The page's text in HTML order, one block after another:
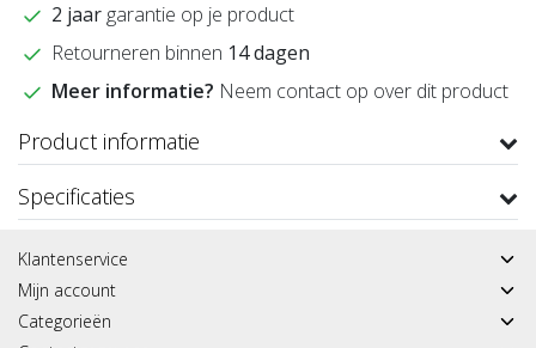
2 jaargarantie op je product
Retourneren binnen 14 dagen
Meer informatie? Neem contact op over dit product
Product informatie
Specificaties
Klantenservice
Mijn account
Categorieën